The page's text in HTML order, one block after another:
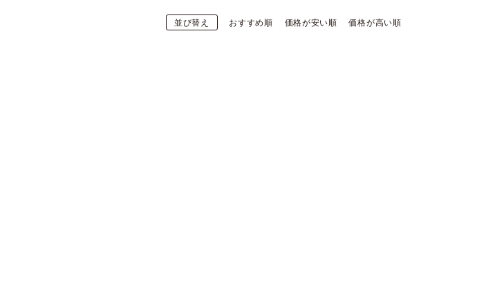
並び替え おすすめ順 価格が安い順 価格が高い順